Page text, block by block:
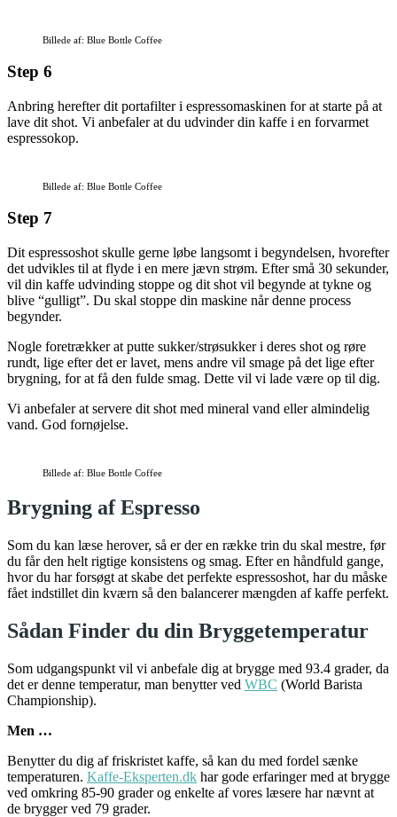
Billede af: Blue Bottle Coffee
Step 6
Anbring herefter dit portafilter i espressomaskinen for at starte på at
lave dit shot. Vi anbefaler at du udvinder din kaffe i en forvarmet
espressokop.
Billede af: Blue Bottle Coffee
Step 7
Dit espressoshot skulle gerne løbe langsomt i begyndelsen, hvorefter
det udvikles til at flyde i en mere jævn strøm. Efter små 30 sekunder,
vil din kaffe udvinding stoppe og dit shot vil begynde at tykne og
blive “gulligt”. Du skal stoppe din maskine når denne process
begynder.
Nogle foretrækker at putte sukker/strøsukker i deres shot og røre
rundt, lige efter det er lavet, mens andre vil smage på det lige efter
brygning, for at få den fulde smag. Dette vil vi lade være op til dig.
Vi anbefaler at servere dit shot med mineral vand eller almindelig
vand. God fornøjelse.
Billede af: Blue Bottle Coffee
Brygning af Espresso
Som du kan læse herover, så er der en række trin du skal mestre, før
du får den helt rigtige konsistens og smag. Efter en håndfuld gange,
hvor du har forsøgt at skabe det perfekte espressoshot, har du måske
fået indstillet din kværn så den balancerer mængden af kaffe perfekt.
Sådan Finder du din Bryggetemperatur
Som udgangspunkt vil vi anbefale dig at brygge med 93.4 grader, da
det er denne temperatur, man benytter ved WBC (World Barista
Championship).
Men …
Benytter du dig af friskristet kaffe, så kan du med fordel sænke
temperaturen. Kaffe-Eksperten.dk har gode erfaringer med at brygge
ved omkring 85-90 grader og enkelte af vores læsere har nævnt at
de brygger ved 79 grader.